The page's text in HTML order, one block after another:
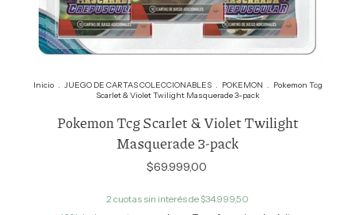
Inicio . JUEGO DE CARTAS COLECCIONABLES . POKEMON . Pokemon Tcg
Scarlet & Violet Twilight Masquerade 3-pack
Pokemon Tcg Scarlet & Violet Twilight
Masquerade 3-pack
$69.999,00
2 cuotas sin interés de $34.999,50